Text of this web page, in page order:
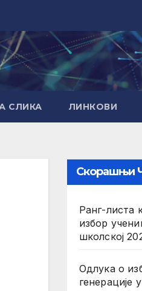
СЛИКА ЛИНКОВИ
Скорашњи
Ранг-листа
избор
школској
Одлука о
генерације